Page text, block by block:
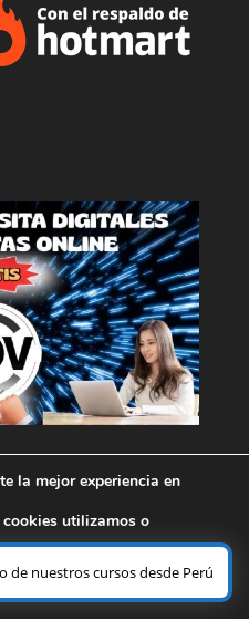
la mejor experiencia en
cookies utilizamos o
Ajustes
de nuestros cursos desde Perú